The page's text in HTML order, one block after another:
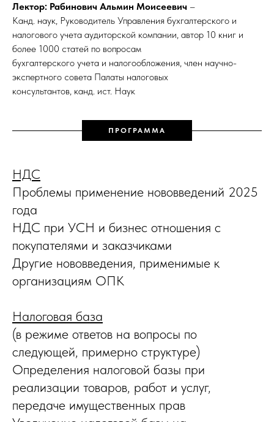
Лектор: Рабинович Альмин Моисеевич –
Канд. наук, Руководитель Управления бухгалтерского и
налогового учета аудиторской компании, автор 10 книг и
более 1000 статей по вопросам
бухгалтерского учета и налогообложения, член научно-
экспертного совета Палаты налоговых
консультантов, канд. ист. Наук
ПРОГРАММА
НДС
Проблемы применение нововведений 2025
года
НДС при УСН и бизнес отношения с
покупателями и заказчиками
Другие нововведения, применимые к
организациям ОПК
Налоговая база
(в режиме ответов на вопросы по
следующей, примерно структуре)
Определения налоговой базы при
реализации товаров, работ и услуг,
передаче имущественных прав